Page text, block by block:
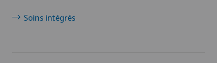
Soins intégrés